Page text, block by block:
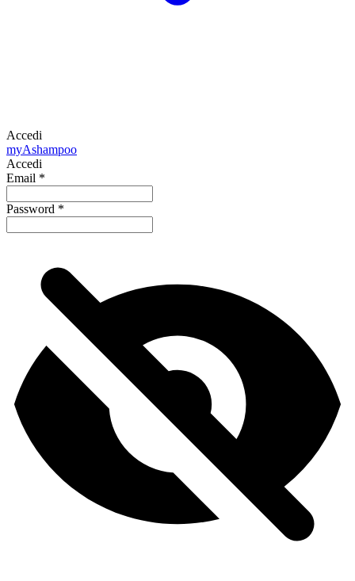
Accedi
myAshampoo
Accedi
Email *
Password *